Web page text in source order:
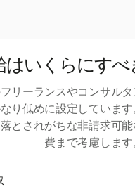
はいくらにすべ
リーランスやコンサル
り低めに設定していま
とされがちな非請求可
費まで考慮します